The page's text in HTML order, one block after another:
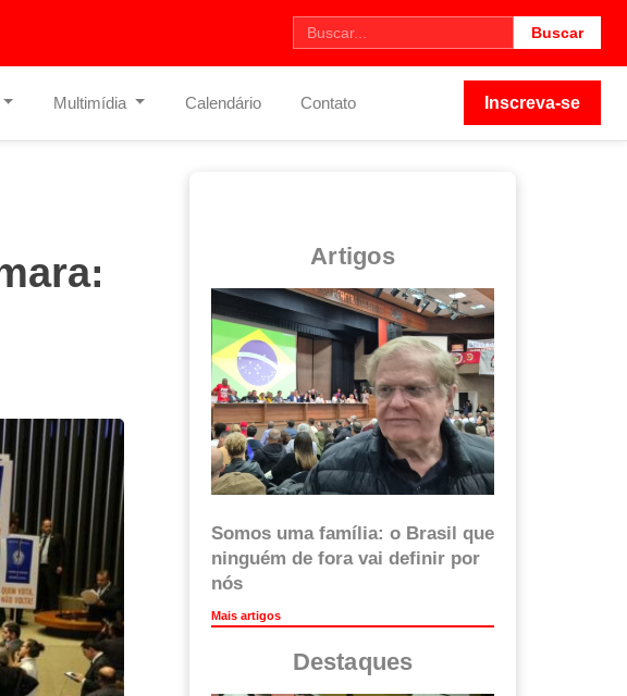
Buscar
Multimídia Calendário Contato Inscreva-se
Artigos
Somos uma família: o Brasil que
ninguém de fora vai definir por
nós
Mais artigos
Destaques